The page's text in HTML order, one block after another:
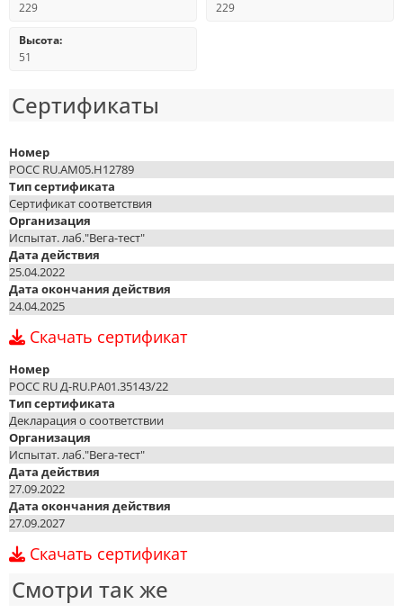
229
229
Высота:
51
Сертификаты
Номер
РОСС RU.AM05.H12789
Тип сертификата
Сертификат соответствия
Организация
Испытат. лаб."Вега-тест"
Дата действия
25.04.2022
Дата окончания действия
24.04.2025
Скачать сертификат
Номер
РОСС RU Д-RU.PA01.35143/22
Тип сертификата
Декларация о соответствии
Организация
Испытат. лаб."Вега-тест"
Дата действия
27.09.2022
Дата окончания действия
27.09.2027
Скачать сертификат
Смотри так же